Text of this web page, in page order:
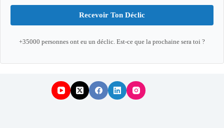
Recevoir Ton Déclic
+35000 personnes ont eu un déclic. Est-ce que la prochaine sera toi ?